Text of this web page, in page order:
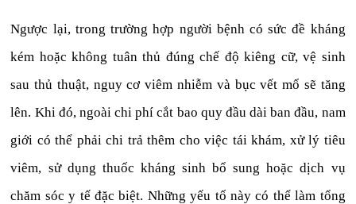
Ngược lại, trong trường hợp người bệnh có sức đề kháng
kém hoặc không tuân thủ đúng chế độ kiêng cữ, vệ sinh
sau thủ thuật, nguy cơ viêm nhiễm và bục vết mổ sẽ tăng
lên. Khi đó, ngoài chi phí cắt bao quy đầu dài ban đầu, nam
giới có thể phải chi trả thêm cho việc tái khám, xử lý tiêu
viêm, sử dụng thuốc kháng sinh bổ sung hoặc dịch vụ
chăm sóc y tế đặc biệt. Những yếu tố này có thể làm tổng